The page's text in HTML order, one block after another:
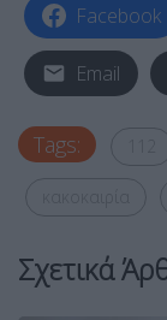
Facebook
Email
Tags:
Σχετικά